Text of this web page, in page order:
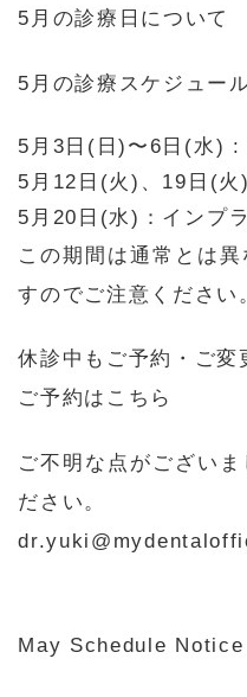
5月の診療日について
5月の診療スケジュー
5月3日(日)〜6日(水) :
5月12日(火)、19日(火
5月20日(水)：インプ
この期間は通常とは
すのでご注意ください
休診中もご予約・ご変
ご予約はこちら
ご不明な点がござい
ださい。
May Schedule Notice